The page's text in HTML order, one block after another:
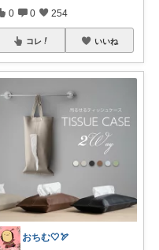
0 0 254
コレ いいね
おちむ🤍🏹